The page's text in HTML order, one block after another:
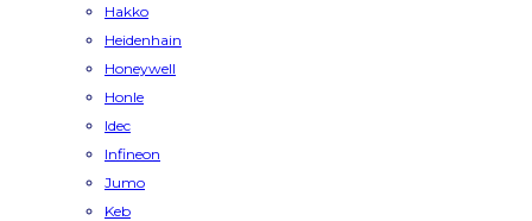
Hakko
Heidenhain
Honeywell
Honle
Idec
Infineon
Jumo
Keb